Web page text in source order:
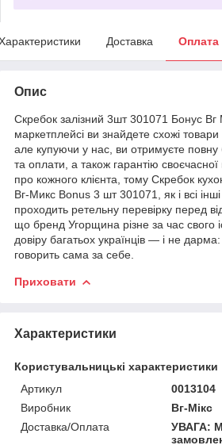
Доставка Оплата
Опис
Скребок залізний 3шт 301071 Бонус
маркетплейсі ви знайдете схожі товари
але купуючи у нас, ви отримуєте повну
та оплати, а також гарантію
про кожного клієнта, тому Скребок
Вг-Микс Bonus 3 шт 301071, як і всі інші
проходить ретельну перевірку перед
що бренд Угорщина різне за час свого
довіру багатьох українців — і не дарма:
говорить сама за себе.
Приховати
Характеристики
Користувальницькі характеристики
Артикул
0013104
Виробник
Вг-Мікс
Доставка/Оплата
УВАГА: